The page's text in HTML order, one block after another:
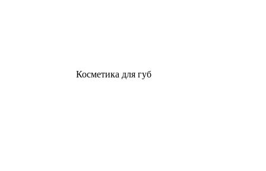
Косметика для губ